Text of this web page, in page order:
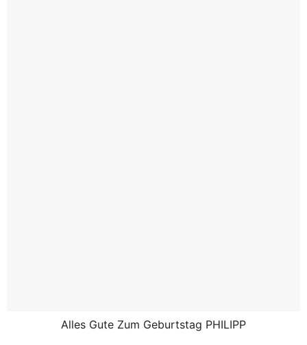
Alles Gute Zum Geburtstag PHILIPP